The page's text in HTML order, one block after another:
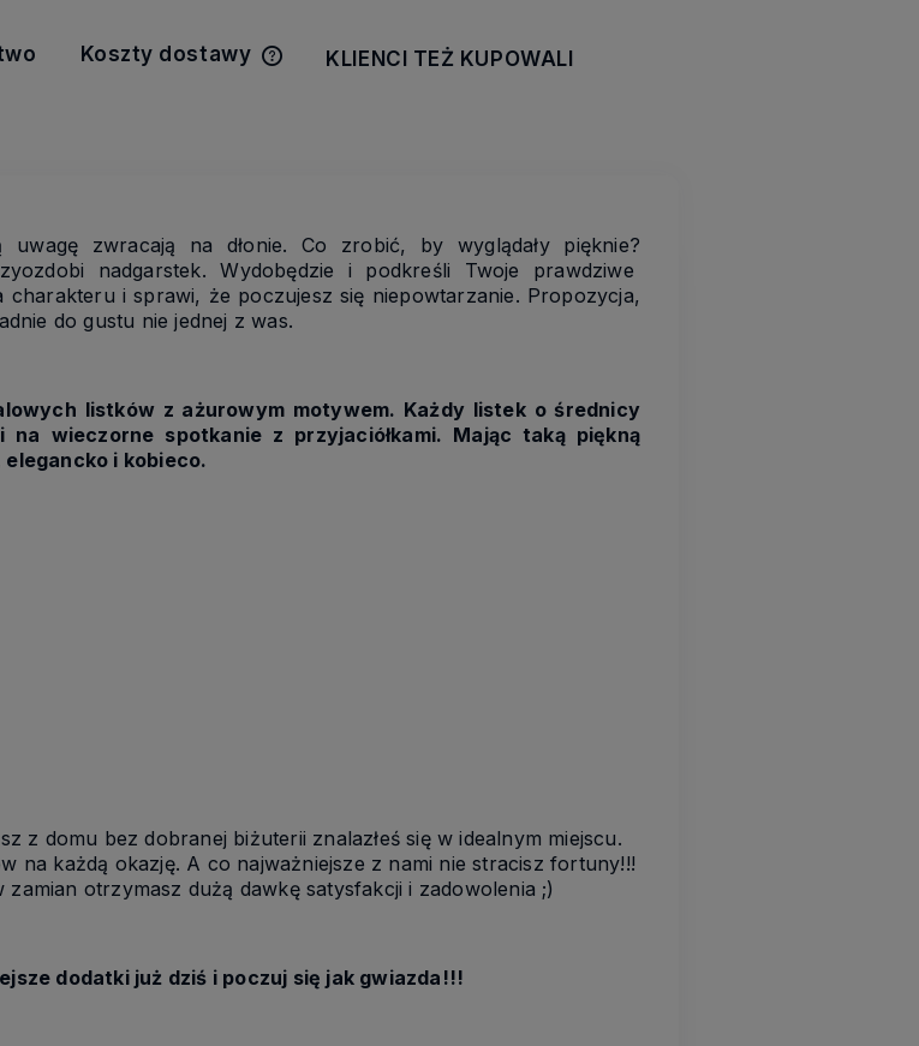
Koszty dostawy KLIENCI TEŻ KUPOWALI
uwagę zwracają na dłonie. Co zrobić, by wyglądały pięknie?
nadgarstek. Wydobędzie i podkreśli Twoje prawdziwe
charakteru i sprawi, że poczujesz się niepowtarzanie. Propozycja,
do gustu nie jednej z was.
listków z ażurowym motywem. Każdy listek o średnicy
wieczorne spotkanie z przyjaciółkami. Mając taką piękną
i kobieco.
z domu bez dobranej biżuterii znalazłeś się w idealnym miejscu.
na każdą okazję. A co najważniejsze z nami nie stracisz fortuny!!!
zamian otrzymasz dużą dawkę satysfakcji i zadowolenia ;)
dodatki już dziś i poczuj się jak gwiazda!!!